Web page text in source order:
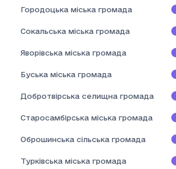
Городоцька міська громада
Сокальська міська громада
Яворівська міська громада
Буська міська громада
Добротвірська селищна громада
Старосамбірська міська громада
Оброшинська сільська громада
Турківська міська громада